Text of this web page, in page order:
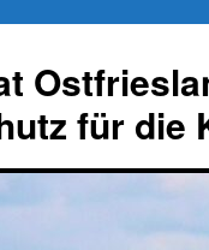
für die